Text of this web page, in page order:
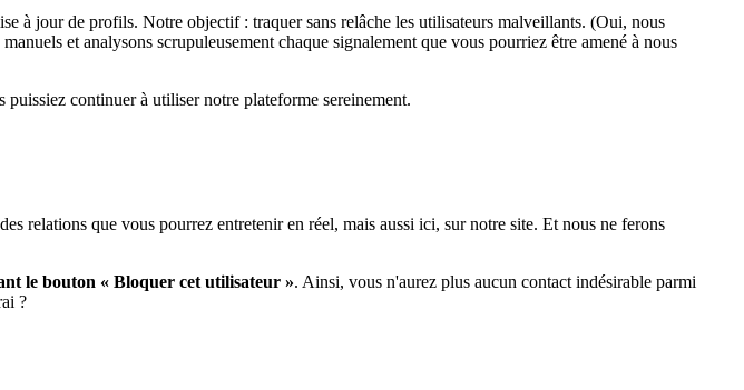
à jour de profils. Notre objectif : traquer sans relâche les utilisateurs malveillants. (Oui, nous
et analysons scrupuleusement chaque signalement que vous pourriez être amené à nous
continuer à utiliser notre plateforme sereinement.
relations que vous pourrez entretenir en réel, mais aussi ici, sur notre site. Et nous ne ferons
le bouton « Bloquer cet utilisateur ». Ainsi, vous n'aurez plus aucun contact indésirable parmi
?